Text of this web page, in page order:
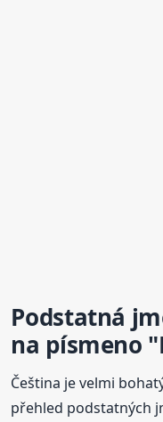
Podstatná
na písmeno
Čeština je velmi
přehled podstatných